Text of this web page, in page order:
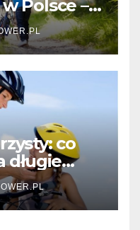
Polsce –
co
długie